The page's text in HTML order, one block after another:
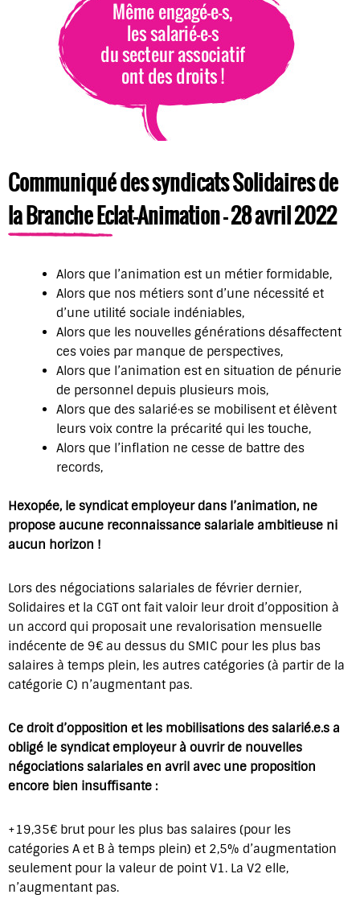
Communiqué des syndicats Solidaires de
la Branche Eclat-Animation – 28 avril 2022
Alors que l’animation est un métier formidable,
Alors que nos métiers sont d’une nécessité et
d’une utilité sociale indéniables,
Alors que les nouvelles générations désaffectent
ces voies par manque de perspectives,
Alors que l’animation est en situation de pénurie
de personnel depuis plusieurs mois,
Alors que des salarié·es se mobilisent et élèvent
leurs voix contre la précarité qui les touche,
Alors que l’inflation ne cesse de battre des
records,
Hexopée, le syndicat employeur dans l’animation, ne
propose aucune reconnaissance salariale ambitieuse ni
aucun horizon !
Lors des négociations salariales de février dernier,
Solidaires et la CGT ont fait valoir leur droit d’opposition à
un accord qui proposait une revalorisation mensuelle
indécente de 9€ au dessus du SMIC pour les plus bas
salaires à temps plein, les autres catégories (à partir de la
catégorie C) n’augmentant pas.
Ce droit d’opposition et les mobilisations des salarié.e.s a
obligé le syndicat employeur à ouvrir de nouvelles
négociations salariales en avril avec une proposition
encore bien insuffisante :
+19,35€ brut pour les plus bas salaires (pour les
catégories A et B à temps plein) et 2,5% d’augmentation
seulement pour la valeur de point V1. La V2 elle,
n’augmentant pas.